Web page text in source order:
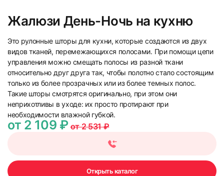
Жалюзи День-Ночь на кухню
Это рулонные шторы для кухни, которые создаются из двух
видов тканей, перемежающихся полосами. При помощи цепи
управления можно смещать полосы из разной ткани
относительно друг друга так, чтобы полотно стало состоящим
только из более прозрачных или из более темных полос.
Такие шторы смотрятся оригинально, при этом они
неприхотливы в уходе: их просто протирают при
необходимости влажной губкой.
от 2 109 ₽от 2 531 ₽
Открыть каталог